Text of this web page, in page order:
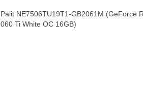
Palit NE7506TU19T1-GB2061M (GeForce
060 Ti White OC 16GB)